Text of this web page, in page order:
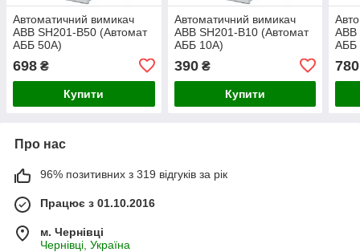
Автоматичний вимикач
ABB SH201-B50 (Автомат
АББ 50А)
698 ₴
Купити
Автоматичний вимикач
ABB SH201-B10 (Автомат
АББ 10А)
390₴
Купити
АББ
780
Про нас
96% позитивних з 319 відгуків за рік
Працює з 01.10.2016
м. Чернівці
Чернівці, Україна